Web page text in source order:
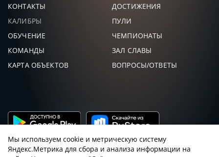
КОНТАКТЫ
ДОСТИЖЕНИЯ
КАЛИБРЫ
ПУЛИ
ОБУЧЕНИЕ
ЧЕМПИОНАТЫ
КОМАНДЫ
ЗАЛ СЛАВЫ
КАРТА ОБЪЕКТОВ
ВОПРОСЫ/ОТВЕТЫ
Мы используем cookie и метрическую систему
Яндекс.Метрика для сбора и анализа информации на